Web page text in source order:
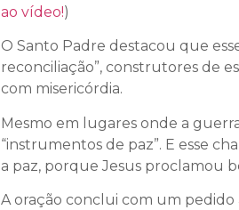
ao vídeo!)
O Santo Padre destacou que
reconciliação”, construtores de
com misericórdia.
Mesmo em lugares onde a
“instrumentos de paz”. E esse
a paz, porque Jesus proclamou
A oração conclui com um pedido